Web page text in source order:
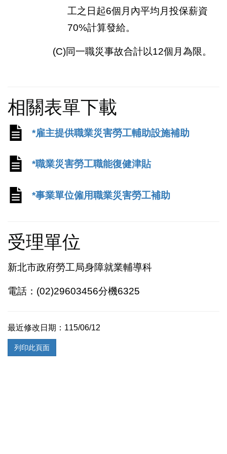
工之日起6個月內平均月投保薪資
70%計算發給。
(C)同一職災事故合計以12個月為限。
相關表單下載
*雇主提供職業災害勞工輔助設施補助
*職業災害勞工職能復健津貼
*事業單位僱用職業災害勞工補助
受理單位
新北市政府勞工局身障就業輔導科
電話：(02)29603456分機6325
最近修改日期：115/06/12
列印此頁面